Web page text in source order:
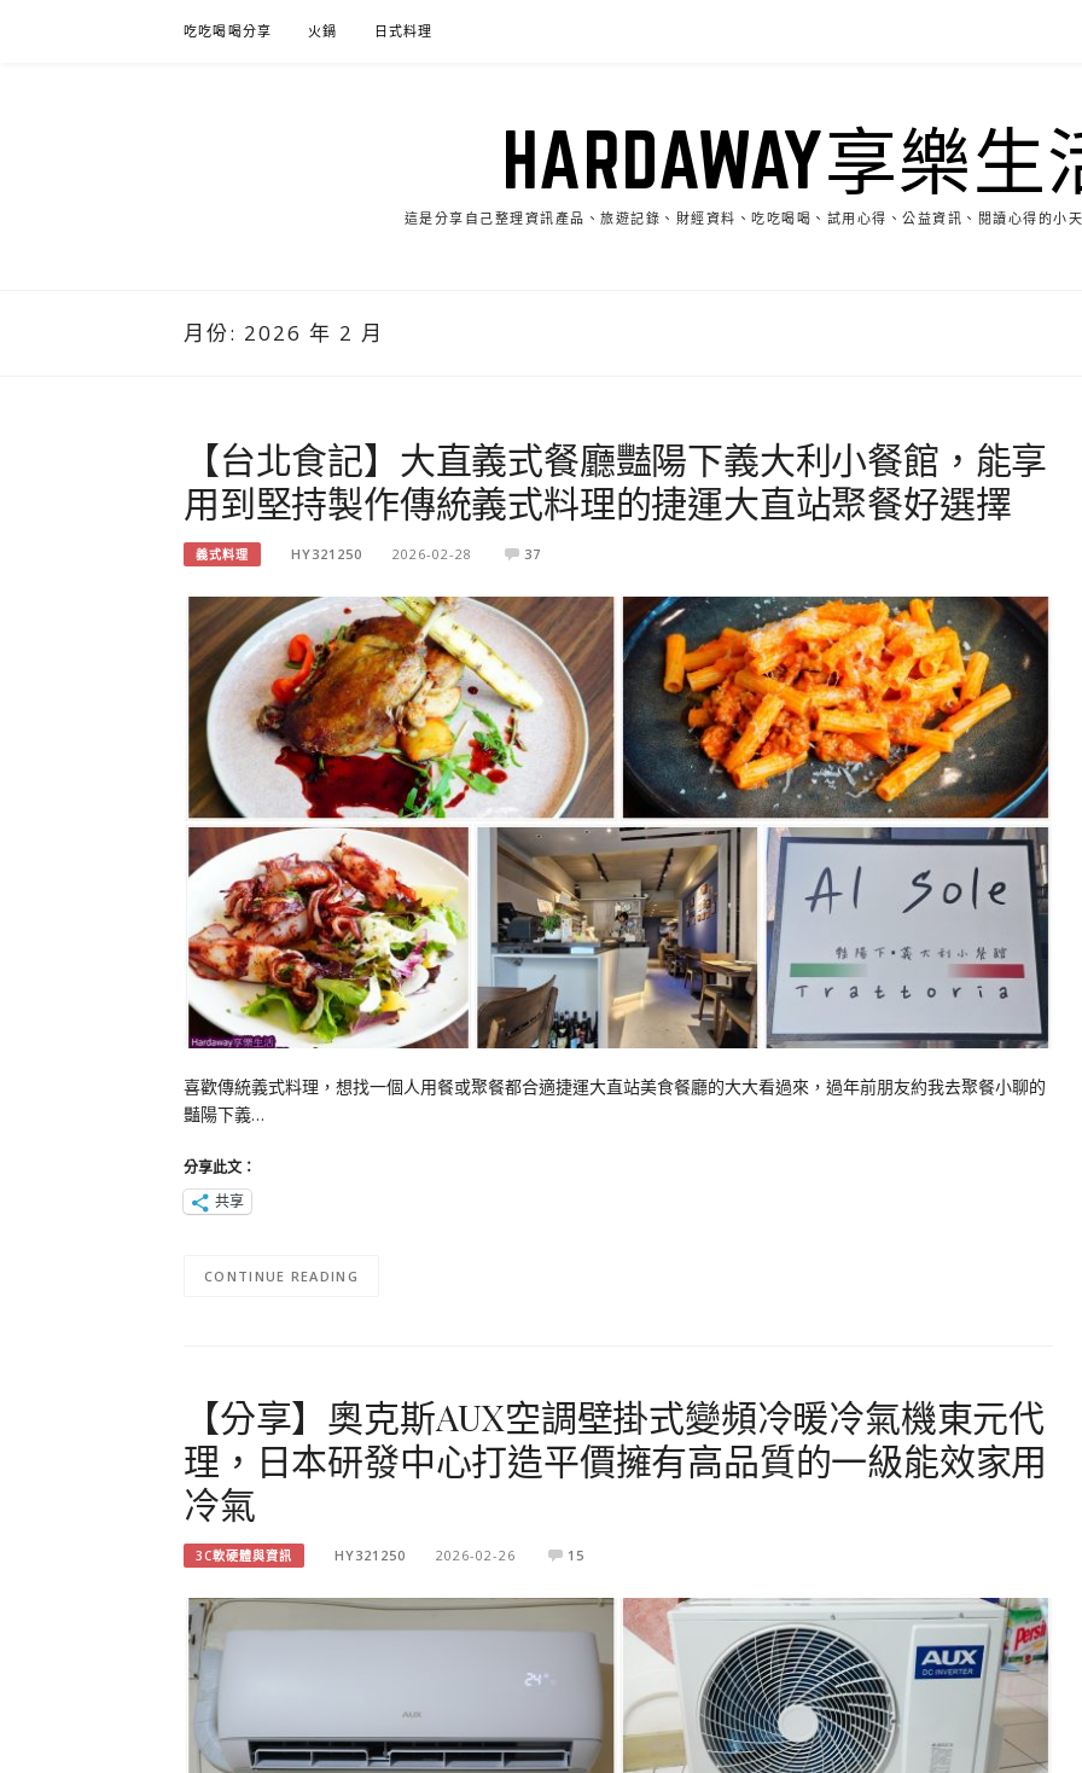
吃吃喝喝分享 火鍋 日式料理
HARDAWAY享樂生
這是分享自己整理資訊產品、旅遊記錄、財經資料、吃吃喝喝、試用心得、公益資訊、閱讀心得的小
月份: 2026 年 2 月
【台北食記】大直義式餐廳豔陽下義大利小餐館，能享
用到堅持製作傳統義式料理的捷運大直站聚餐好選擇
義式料理 HY321250 2026-02-28 37
喜歡傳統義式料理，想找一個人用餐或聚餐都合適捷運大直站美食餐廳的大大看過來，過年前朋友約我去聚餐小聊的
豔陽下義…
分享此文：
共享
CONTINUE READING
【分享】奧克斯AUX空調壁掛式變頻冷暖冷氣機東元代
理，日本研發中心打造平價擁有高品質的一級能效家用
冷氣
3C軟硬體與資訊 HY321250 2026-02-26 15